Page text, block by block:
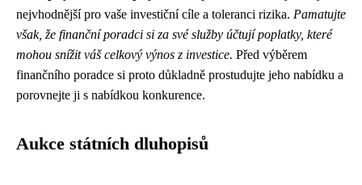
nejvhodnější pro vaše investiční cíle a toleranci rizika. Pamatujte
však, že finanční poradci si za své služby účtují poplatky, které
mohou snížit váš celkový výnos z investice. Před výběrem
finančního poradce si proto důkladně prostudujte jeho nabídku a
porovnejte ji s nabídkou konkurence.
Aukce státních dluhopisů